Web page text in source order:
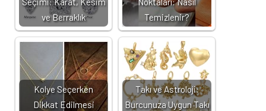
ve Berraklık
Temizlenir?
Kolye Seçerken
Dikkat Edilmesi
Takı ve Astroloji:
Burcunuza Uygun Takı